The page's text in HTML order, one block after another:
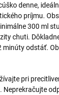
denne,
príjmu.
300 ml
chuti.
minúty odstáť.
pri
Neprekračujte